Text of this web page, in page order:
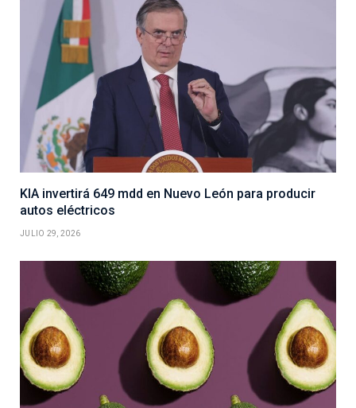
KIA invertirá 649 mdd en Nuevo León para producir
autos eléctricos
JULIO 29, 2026